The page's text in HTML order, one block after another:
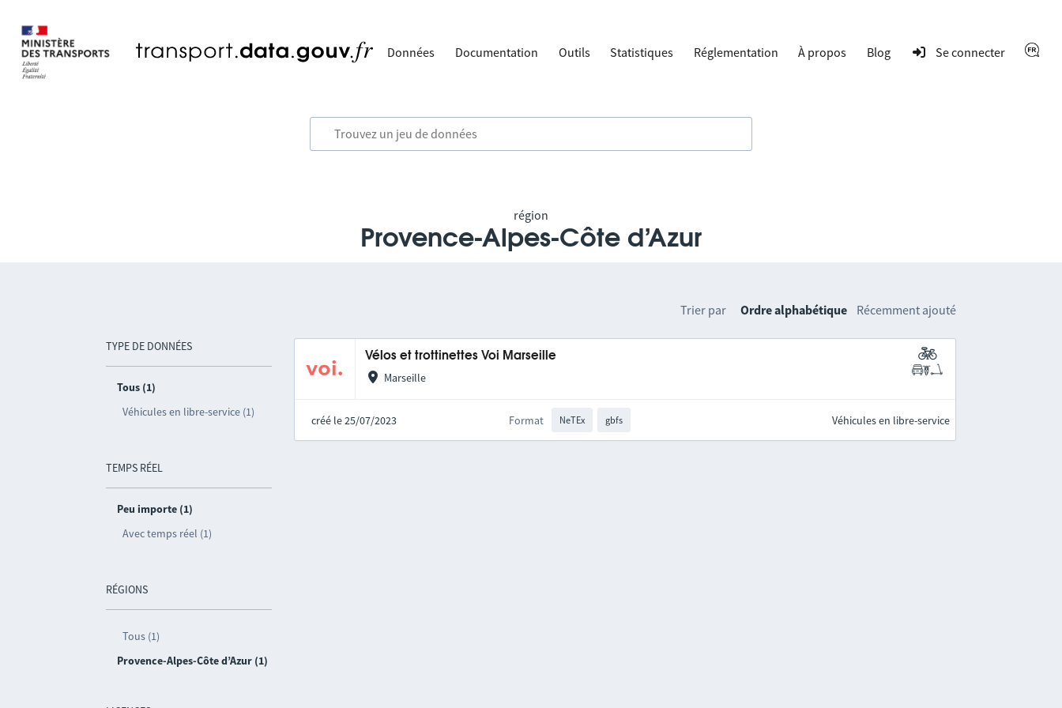
Données Documentation Outils Statistiques Réglementation À propos Blog Se connecter
région
Provence-Alpes-Côte d’Azur
TYPE DE DONNÉES
Tous (1)
Véhicules en libre-service (1)
TEMPS RÉEL
Peu importe (1)
Avec temps réel (1)
RÉGIONS
Tous (1)
Provence-Alpes-Côte d’Azur (1)
Trier par Ordre alphabétique Récemment ajouté
Vélos et trottinettes Voi Marseille
Marseille
créé le 25/07/2023 Format NeTEx gbfs Véhicules en libre-service